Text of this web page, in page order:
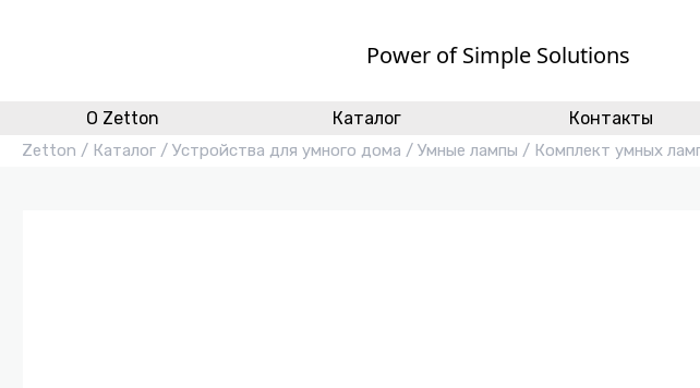
Power of Simple Solutions
O Zetton Каталог Контакты
Zetton / Каталог / Устройства для умного дома / Умные лампы / Комплект умных